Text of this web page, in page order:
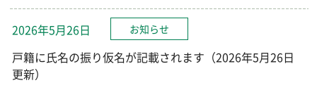
2026年5月26日 お知らせ
戸籍に氏名の振り仮名が記載されます（2026年5月26日
更新）